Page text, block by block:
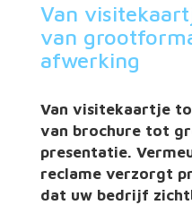
Van
van
afwerking
Van visitekaartje
van brochure tot
presentatie.
reclame verzorgt
dat uw bedrijf